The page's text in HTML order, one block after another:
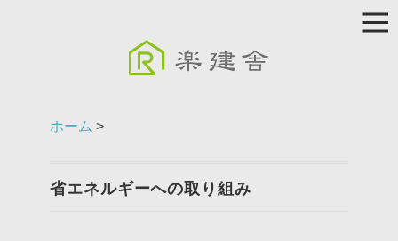
ホーム >
省エネルギーへの取り組み